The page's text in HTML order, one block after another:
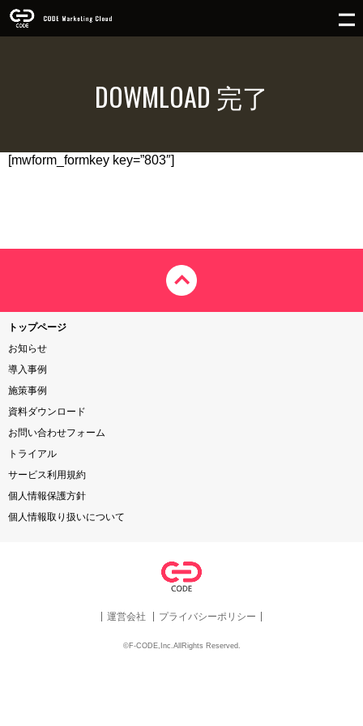
DOWMLOAD 完了
[mwform_formkey key=”803″]
トップページ
お知らせ
導入事例
施策事例
資料ダウンロード
お問い合わせフォーム
トライアル
サービス利用規約
個人情報保護方針
個人情報取り扱いについて
運営会社 プライバシーポリシー
©F-CODE,Inc.AllRights Reserved.